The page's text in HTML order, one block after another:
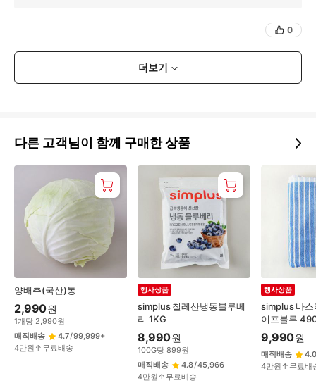
0
더보기
다른 고객님이 함께 구매한 상품
양배추(국산)통
2,990원
1개당 2,990원
매직배송
4.7/99,999+
4만원↑무료배송
simplus 칠레산냉동블루베
리 1KG
행사상품
8,990원
100G당 899원
매직배송
4.8/45,966
4만원↑무료배송
simplus 바스
이프블루
행사상품
9,990원
매직배송
4.0
4만원↑무료배